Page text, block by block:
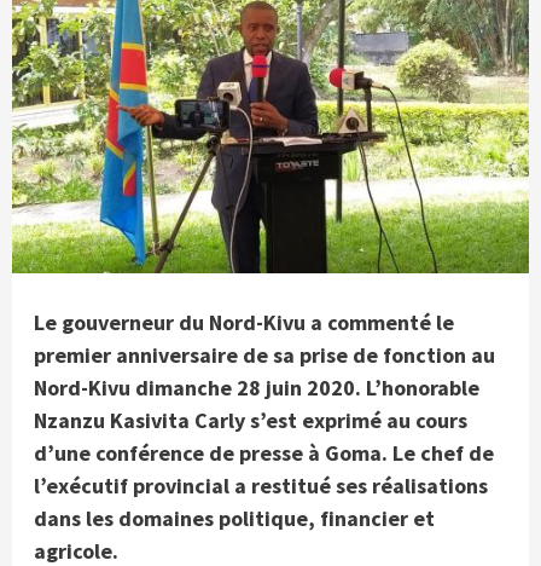
Le gouverneur du Nord-Kivu a commenté le
premier anniversaire de sa prise de fonction au
Nord-Kivu dimanche 28 juin 2020. L’honorable
Nzanzu Kasivita Carly s’est exprimé au cours
d’une conférence de presse à Goma. Le chef de
l’exécutif provincial a restitué ses réalisations
dans les domaines politique, financier et
agricole.